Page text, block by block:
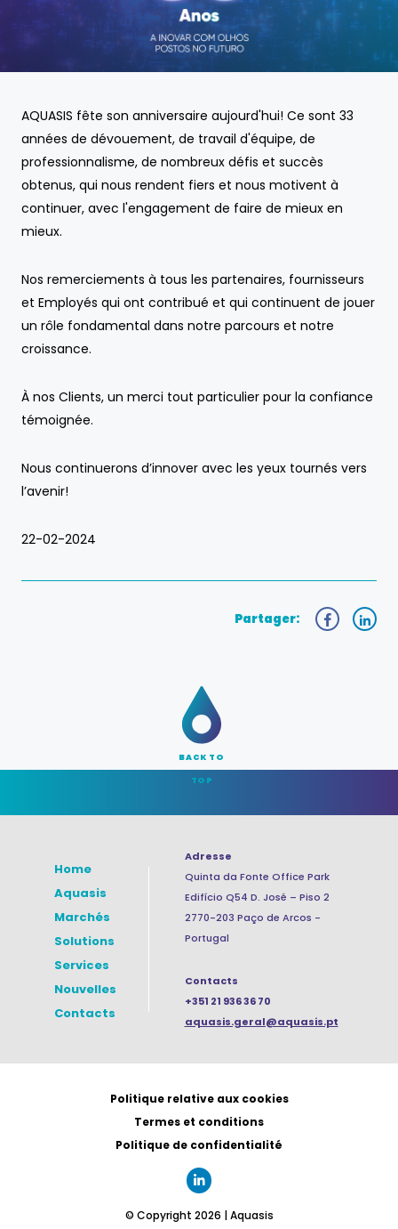
AQUASIS fête son anniversaire aujourd'hui! Ce sont 33
années de dévouement, de travail d'équipe, de
professionnalisme, de nombreux défis et succès
obtenus, qui nous rendent fiers et nous motivent à
continuer, avec l'engagement de faire de mieux en
mieux.
Nos remerciements à tous les partenaires, fournisseurs
et Employés qui ont contribué et qui continuent de jouer
un rôle fondamental dans notre parcours et notre
croissance.
À nos Clients, un merci tout particulier pour la confiance
témoignée.
Nous continuerons d’innover avec les yeux tournés vers
l’avenir!
22-02-2024
Partager:
BACK TO
TOP
Home
Aquasis
Marchés
Solutions
Services
Nouvelles
Contacts
Adresse
Quinta da Fonte Office Park
Edifício Q54 D. José – Piso 2
2770-203 Paço de Arcos -
Portugal
Contacts
+351 21 936 36 70
aquasis.geral@aquasis.pt
Politique relative aux cookies
Termes et conditions
Politique de confidentialité
© Copyright 2026 | Aquasis